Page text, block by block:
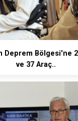
Deprem Bölgesi'ne
ve 37 Araç..